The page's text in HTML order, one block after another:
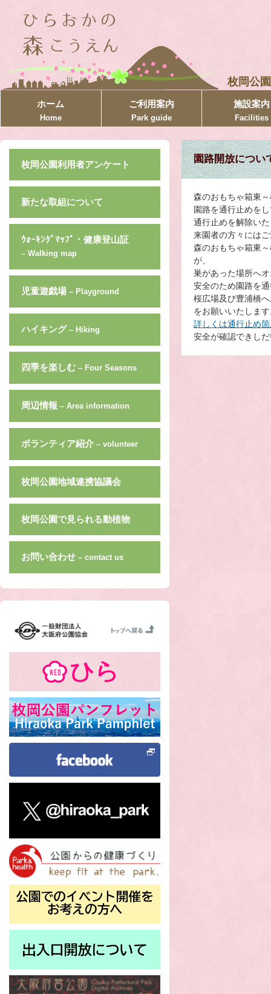
枚岡公
ホーム
Home
ご利用案内
Park guide
施設案内
Facilities
枚岡公園利用者アンケート
新たな取組について
ｳｫｰｷﾝｸﾞﾏｯﾌﾟ・健康登山証
– Walking map
児童遊戯場 – Playground
ハイキング – Hiking
四季を楽しむ – Four Seasons
周辺情報 – Area information
ボランティア紹介 – volunteer
枚岡公園地域連携協議会
枚岡公園で見られる動植物
お問い合わせ – contact us
園路開放につい
森のおもちゃ箱東
園路を通行止めを
通行止めを解除い
来園者の方々には
森のおもちゃ箱東
が、
巣があった場所へ
安全のため園路を
桜広場及び豊浦橋
をお願いいたしま
詳しくは通行止め
安全が確認できし